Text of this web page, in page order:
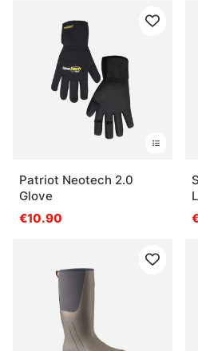
Patriot Neotech 2.0
Glove
€10.90